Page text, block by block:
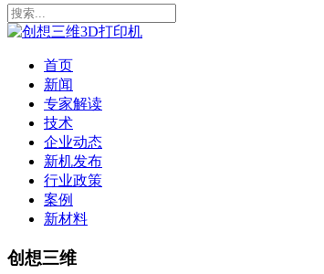
首页
新闻
专家解读
技术
企业动态
新机发布
行业政策
案例
新材料
创想三维